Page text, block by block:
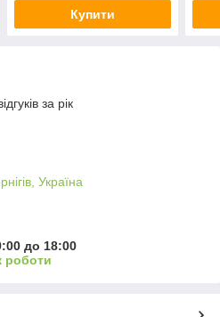
Купити
за рік
Україна
до 18:00
роботи